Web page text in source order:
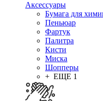
Аксессуары
Бумага для
Пеньюар
Фартук
Палитра
Кисти
Миска
Шопперы
+ ЕЩЕ 1